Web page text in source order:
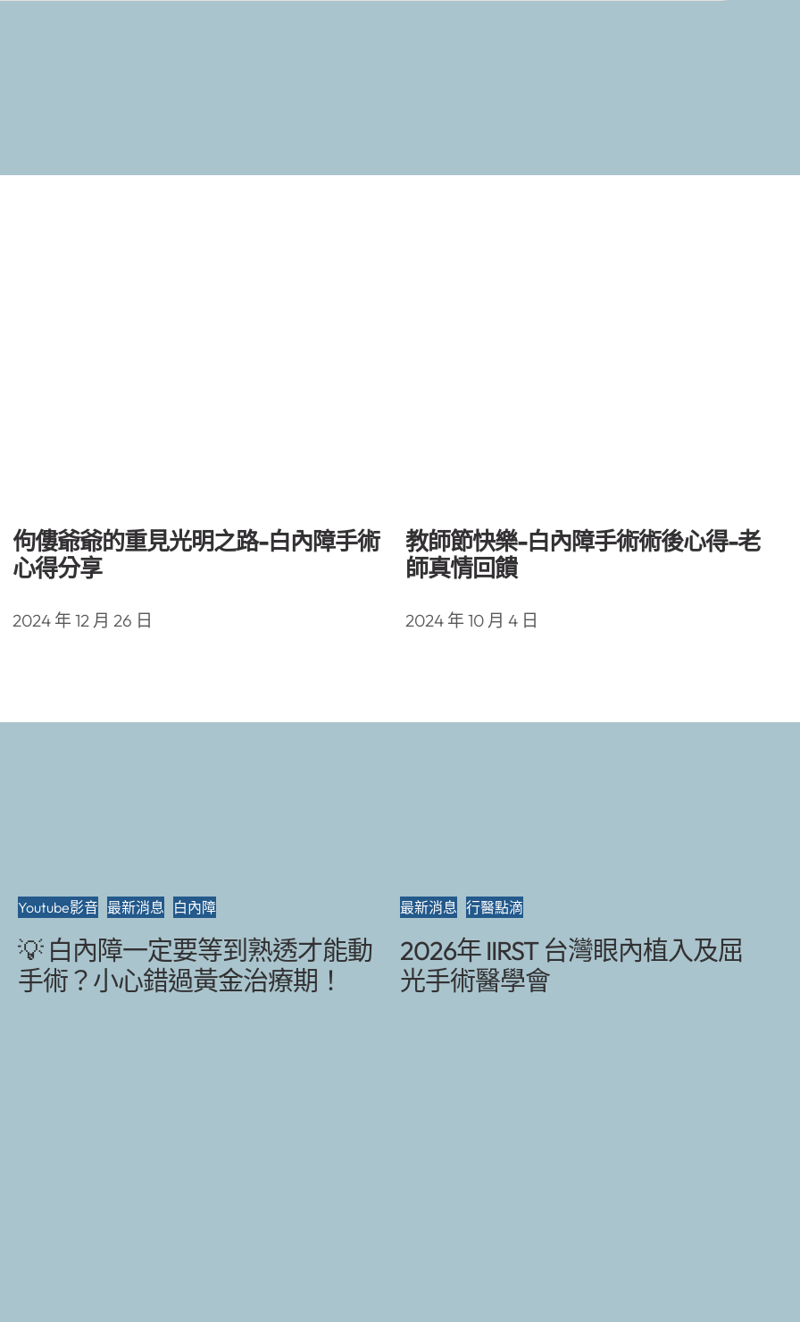
佝僂爺爺的重見光明之路-白內障手術
心得分享
2024 年 12 月 26 日
教師節快樂-白內障手術術後心得-老
師真情回饋
2024 年 10 月 4 日
Youtube影音 最新消息 白內障
💡 白內障一定要等到熟透才能動
手術？小心錯過黃金治療期！
最新消息 行醫點滴
2026年 IIRST 台灣眼內植入及屈
光手術醫學會